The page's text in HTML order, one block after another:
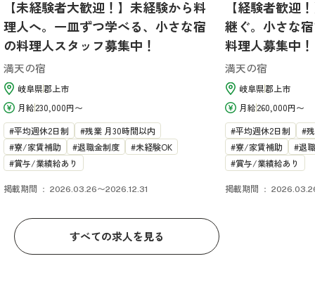
すべての求人を見る
【未経験者大歓迎！】未経験から料
理人へ。一皿ずつ学べる、小さな宿
の料理人スタッフ募集中！
満天の宿
岐阜県郡上市
月給230,000円〜
平均週休2日制
残業 月30時間以内
寮/家賃補助
退職金制度
未経験OK
賞与/業績給あり
掲載期間 2026.03.26〜2026.12.31
【経験者歓迎
継ぐ。小さな
料理人募集中！
満天の宿
岐阜県郡上市
月給260,000円〜
平均週休2日制
寮/家賃補助
退
賞与/業績給あり
掲載期間